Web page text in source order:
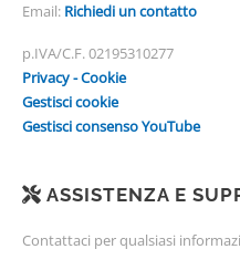
Email: Richiedi un contatto
p.IVA/C.F. 02195310277
Privacy - Cookie
Gestisci cookie
Gestisci consenso YouTube
ASSISTENZA E
Contattaci per qualsiasi